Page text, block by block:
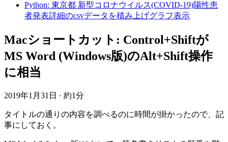
Python: 東京都 新型コロナウイルス(COVID-19)陽性患
者発表詳細のcsvデータを積み上げグラフ表示
Macショートカット: Control+Shiftが
MS Word (Windows版)のAlt+Shift操作
に相当
2019年1月31日 · 約1分
タイトルの通りの内容を調べるのに時間が掛かったので、記
事にしておく。